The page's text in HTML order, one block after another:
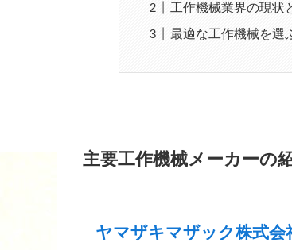
工作機械業界の現状
最適な工作機械を選
主要工作機械メーカーの
ヤマザキマザック株式会